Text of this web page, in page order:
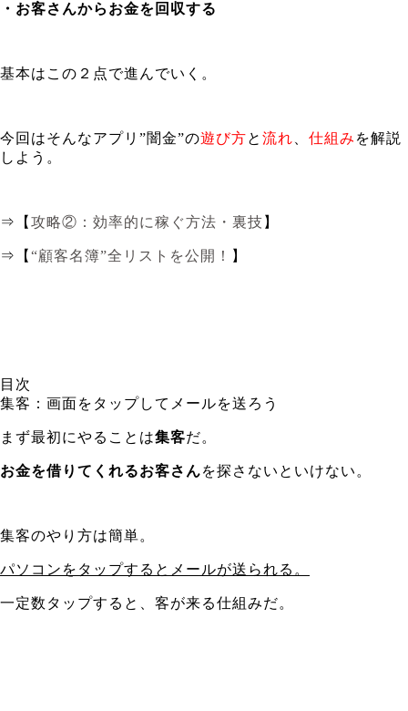
・お客さんからお金を回収する
基本はこの２点で進んでいく。
今回はそんなアプリ”闇金”の遊び方と 流れ 仕組み を解説
しよう。
⇒【 攻略②：効率的に稼ぐ方法・裏技 】
⇒【 “顧客名簿”全リストを公開！ 】
目次
集客：画面をタップしてメールを送ろう
まず最初にやることは集客だ。
お金を借りてくれるお客さんを探さないといけない。
集客のやり方は簡単。
パソコンをタップするとメールが送られる。
一定数タップすると、客が来る仕組みだ。